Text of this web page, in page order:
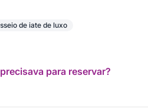
de iate de luxo
para reservar?